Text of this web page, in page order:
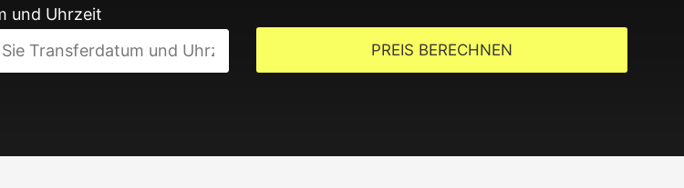
und Uhrzeit
PREIS BERECHNEN